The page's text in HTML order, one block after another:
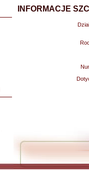
INFORMACJE